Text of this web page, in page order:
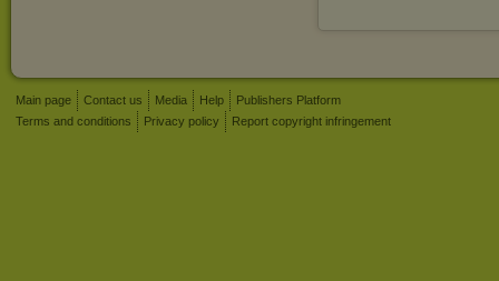
Main page Contact us Media Help
Publishers Platform
Terms and conditions
Privacy policy Report copyright infringement